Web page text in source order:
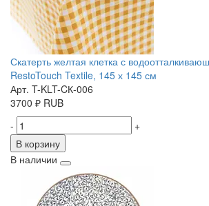
Скатерть желтая клетка с
RestoTouch Textile, 145 х 145 см
Арт. T-KLT-CК-006
3700 ₽ RUB
-
+
В корзину
В наличии